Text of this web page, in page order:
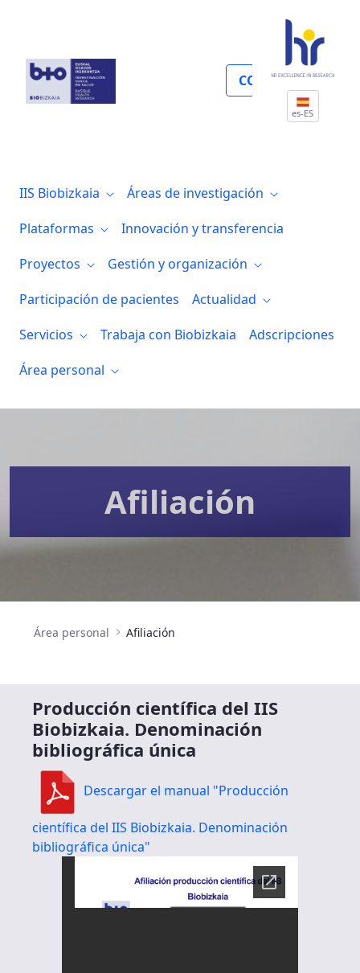
COLABORA
es-ES
IIS Biobizkaia
Áreas de investigación
Plataformas
Innovación y transferencia
Proyectos
Gestión y organización
Participación de pacientes
Actualidad
Servicios
Trabaja con Biobizkaia
Adscripciones
Área personal
Afiliación
Área personal Afiliación
Producción científica del IIS
Biobizkaia. Denominación
bibliográfica única
Descargar el manual "Producción
científica del IIS Biobizkaia. Denominación
bibliográfica única"